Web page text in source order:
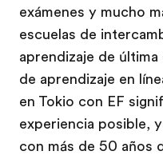
exámenes y mucho
escuelas de
aprendizaje de
de aprendizaje en
en Tokio con EF
experiencia posible,
con más de 50 años